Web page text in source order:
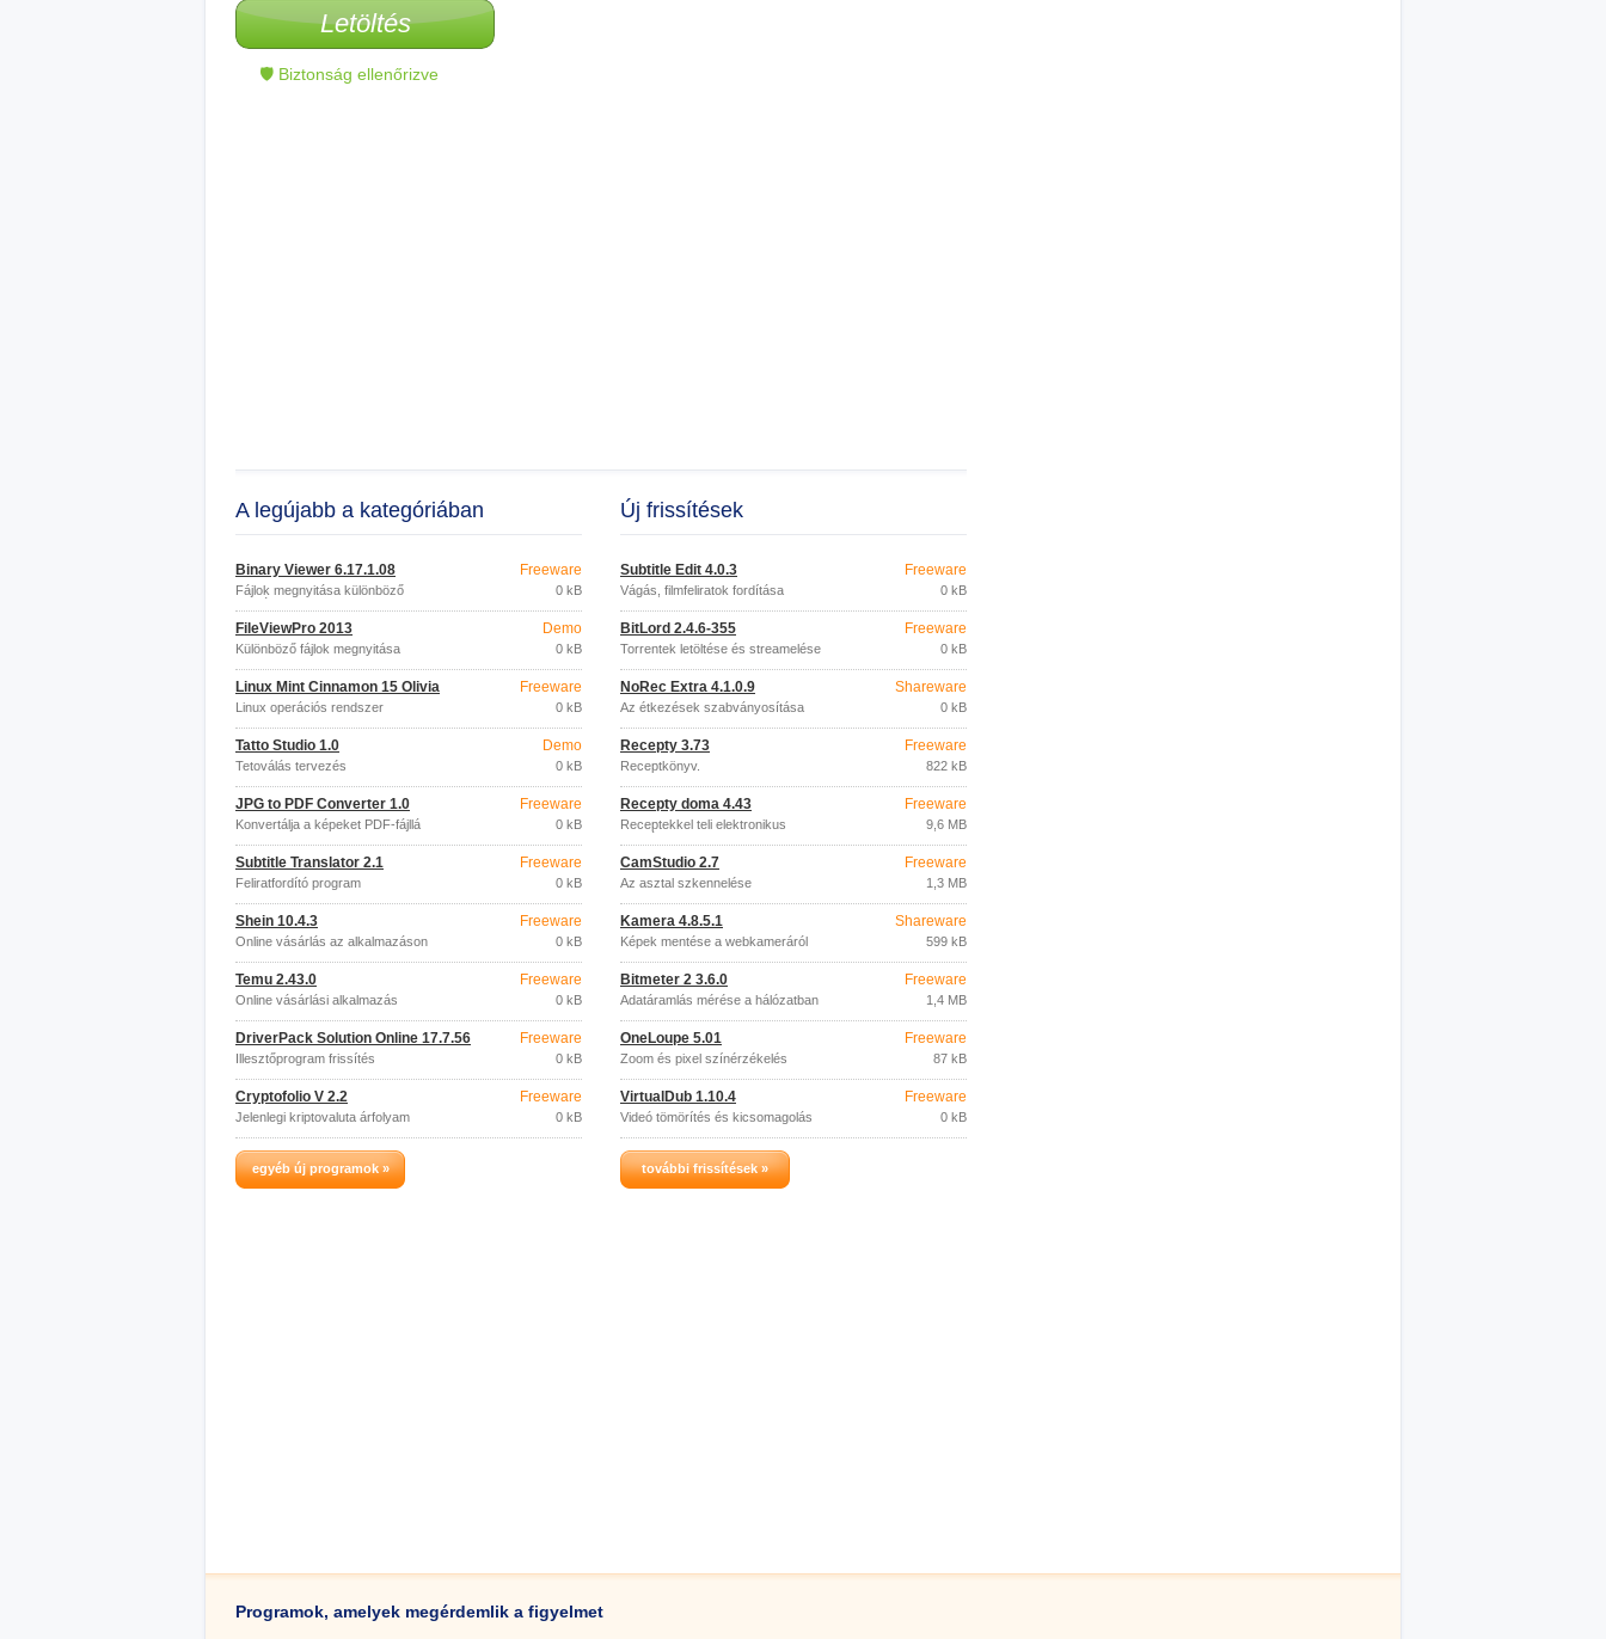
Letöltés
🛡 Biztonság ellenőrizve
A legújabb a kategóriában
Binary Viewer 6.17.1.08
Fájlok megnyitása különböző
formátumokban
Freeware
0 kB
FileViewPro 2013
Különböző fájlok megnyitása
Demo
0 kB
Linux Mint Cinnamon 15 Olivia
Linux operációs rendszer
Freeware
0 kB
Tatto Studio 1.0
Tetoválás tervezés
Demo
0 kB
JPG to PDF Converter 1.0
Konvertálja a képeket PDF-fájllá
Freeware
0 kB
Subtitle Translator 2.1
Feliratfordító program
Freeware
0 kB
Shein 10.4.3
Online vásárlás az alkalmazáson
Freeware
0 kB
Temu 2.43.0
Online vásárlási alkalmazás
Freeware
0 kB
DriverPack Solution Online 17.7.56
Illesztőprogram frissítés
Freeware
0 kB
Cryptofolio V 2.2
Jelenlegi kriptovaluta árfolyam
Freeware
0 kB
egyéb új programok »
Új frissítések
Subtitle Edit 4.0.3
Vágás, filmfeliratok fordítása
Freeware
0 kB
BitLord 2.4.6-355
Torrentek letöltése és streamelése
Freeware
0 kB
NoRec Extra 4.1.0.9
Az étkezések szabványosítása
Shareware
0 kB
Recepty 3.73
Receptkönyv.
Freeware
822 kB
Recepty doma 4.43
Receptekkel teli elektronikus
szakácskönyv.
Freeware
9,6 MB
CamStudio 2.7
Az asztal szkennelése
Freeware
1,3 MB
Kamera 4.8.5.1
Képek mentése a webkameráról
Shareware
599 kB
Bitmeter 2 3.6.0
Adatáramlás mérése a hálózatban
Freeware
1,4 MB
OneLoupe 5.01
Zoom és pixel színérzékelés
Freeware
87 kB
VirtualDub 1.10.4
Videó tömörítés és kicsomagolás
Freeware
0 kB
további frissítések »
Programok, amelyek megérdemlik a figyelmet